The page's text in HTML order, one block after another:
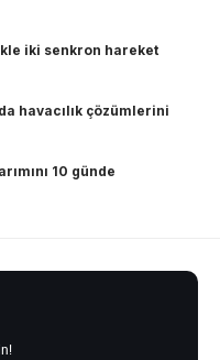
iki senkron hareket
havacılık çözümlerini
10 günde